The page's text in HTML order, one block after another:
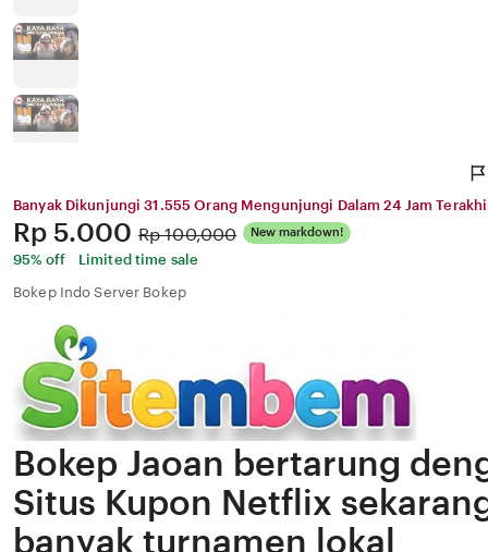
Banyak Dikunjungi 31.555 Orang Mengunjungi Dalam 24 Jam
Price:
Rp 5.000 Original
Price:
Rp 100,000 New markdown!
95% off
Limited time sale
Bokep Indo Server Bokep
Bokep Jaoan bertarung
Situs Kupon Netflix
banyak turnamen lokal